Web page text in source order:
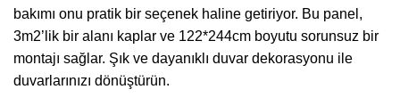
bakımı onu pratik bir seçenek haline getiriyor. Bu panel,
3m2’lik bir alanı kaplar ve 122*244cm boyutu sorunsuz bir
montajı sağlar. Şık ve dayanıklı duvar dekorasyonu ile
duvarlarınızı dönüştürün.